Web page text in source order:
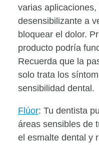
varias
desensibilizante a
bloquear el dolor.
producto podría
Recuerda que la
solo trata los
sensibilidad dental.
Flúor: Tu dentista
áreas sensibles de
el esmalte dental y